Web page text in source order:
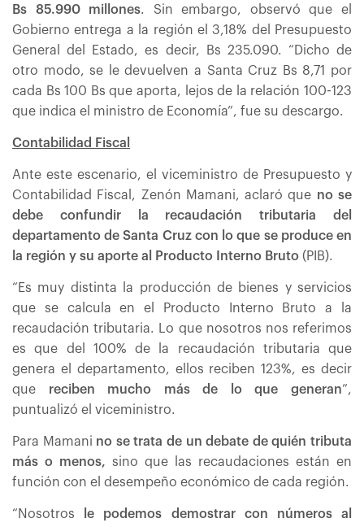
Bs 85.990 millones. Sin embargo, observó que el
Gobierno entrega a la región el 3,18% del Presupuesto
General del Estado, es decir, Bs 235.090. “Dicho de
otro modo, se le devuelven a Santa Cruz Bs 8,71 por
cada Bs 100 Bs que aporta, lejos de la relación 100-123
que indica el ministro de Economía”, fue su descargo.
Contabilidad Fiscal
Ante este escenario, el viceministro de Presupuesto y
Contabilidad Fiscal, Zenón Mamani, aclaró que no se
debe confundir la recaudación tributaria del
departamento de Santa Cruz con lo que se produce en
la región y su aporte al Producto Interno Bruto (PIB).
“Es muy distinta la producción de bienes y servicios
que se calcula en el Producto Interno Bruto a la
recaudación tributaria. Lo que nosotros nos referimos
es que del 100% de la recaudación tributaria que
genera el departamento, ellos reciben 123%, es decir
que reciben mucho más de lo que generan”,
puntualizó el viceministro.
Para Mamani no se trata de un debate de quién tributa
más o menos, sino que las recaudaciones están en
función con el desempeño económico de cada región.
“Nosotros
le podemos demostrar con números al